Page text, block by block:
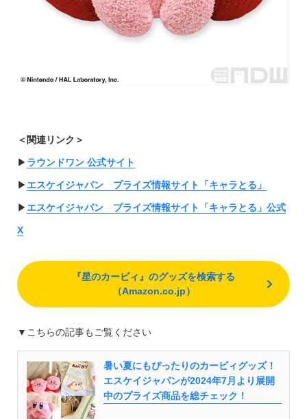
＜関連リンク＞
▶︎ ラウンドワン 公式サイト
▶︎ エスケイジャパン プライズ情報サイト「キャラとる」
▶︎ エスケイジャパン プライズ情報サイト「キャラとる」公式
X
『星のカービィ』のグッズを検索する
（Amazon.co.jp）
▼こちらの記事もご覧ください
暑い夏にもぴったりのカービィグッズ！
エスケイジャパンが2024年7月より展開
中のプライズ商品を総チェック！